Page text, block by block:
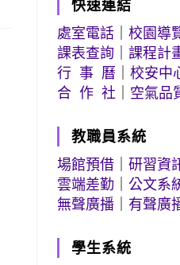
快速連結
處室電話 ｜校園導
課表查詢 ｜課程計
行 事 曆 ｜校安中
合 作 社
空氣品
教職員系統
場館預借 ｜研習資
雲端差勤 ｜公文系
無聲廣播
有聲廣
學生系統